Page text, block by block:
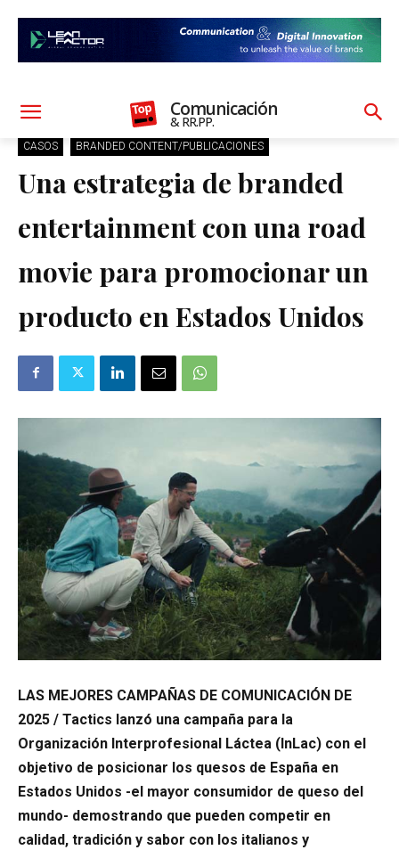
Comunicación
& RR.PP.
CASOS BRANDED CONTENT/PUBLICACIONES
Una estrategia de branded
entertainment con una road
movie para promocionar un
producto en Estados Unidos
LAS MEJORES CAMPAÑAS DE COMUNICACIÓN DE
2025 / Tactics lanzó una campaña para la
Organización Interprofesional Láctea (InLac) con el
objetivo de posicionar los quesos de España en
Estados Unidos -el mayor consumidor de queso del
mundo- demostrando que pueden competir en
calidad, tradición y sabor con los italianos y